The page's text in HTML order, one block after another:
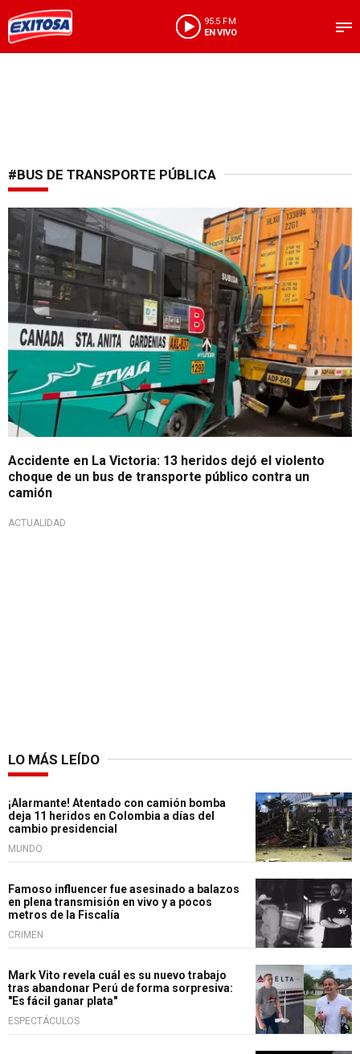
95.5 FM
EN VIVO
#BUS DE TRANSPORTE PÚBLICA
Lamentable incidente
Accidente en La Victoria: 13 heridos dejó el violento
choque de un bus de transporte público contra un
camión
ACTUALIDAD
LO MÁS LEÍDO
¡Alarmante! Atentado con camión bomba
deja 11 heridos en Colombia a días del
cambio presidencial
MUNDO
Famoso influencer fue asesinado a balazos
en plena transmisión en vivo y a pocos
metros de la Fiscalía
CRIMEN
Mark Vito revela cuál es su nuevo trabajo
tras abandonar Perú de forma sorpresiva:
"Es fácil ganar plata"
ESPECTÁCULOS